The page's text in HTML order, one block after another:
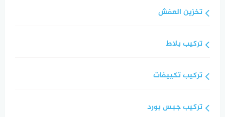
تخزين العفش
تركيب بلاط
تركيب تكييفات
تركيب جبس بورد